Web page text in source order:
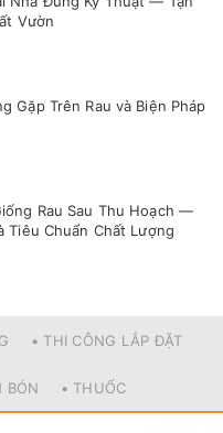
Vườn
Gặp Trên Rau và Biện Pháp
Rau Sau Thu Hoạch —
Tiêu Chuẩn Chất Lượng
• THI CÔNG LẮP ĐẶT
BÓN • THUỐC